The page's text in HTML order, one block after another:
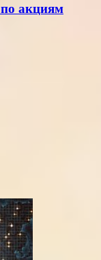
акциям